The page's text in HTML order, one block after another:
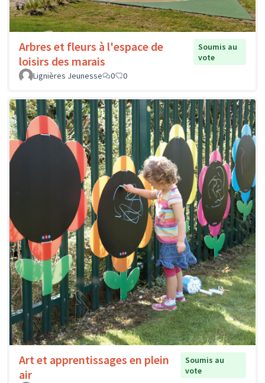
Arbres et fleurs à l'espace de
loisirs des marais
Soumis au
vote
Lignières Jeunesse
0 0
Art et apprentissages en plein
air
Soumis au
vote